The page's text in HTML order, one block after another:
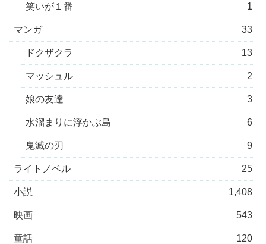
笑いが１番 1
マンガ 33
ドクザクラ 13
マッシュル 2
娘の友達 3
水溜まりに浮かぶ島 6
鬼滅の刃 9
ライトノベル 25
小説 1,408
映画 543
童話 120